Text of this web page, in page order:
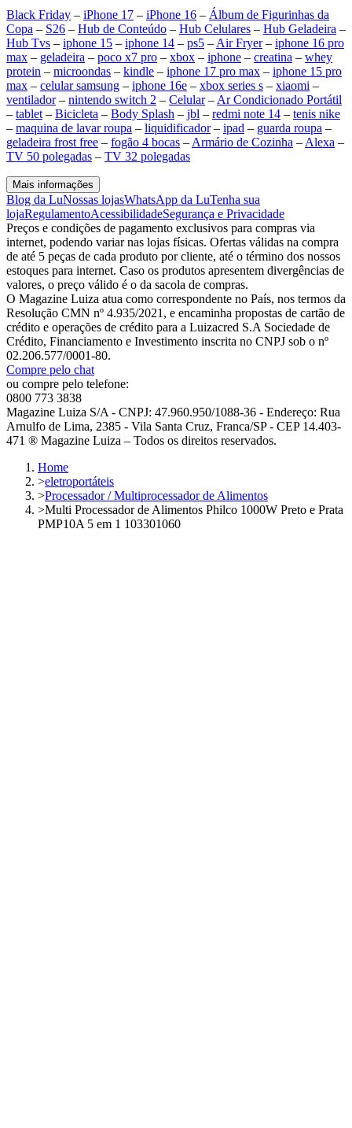
Black Friday – iPhone 17 – iPhone 16 – Álbum de Figurinhas da
Copa – S26 – Hub de Conteúdo – Hub Celulares – Hub Geladeira –
Hub Tvs – iphone 15 – iphone 14 – ps5 – Air Fryer– iphone 16 pro
max – geladeira – poco x7 pro – xbox – iphone – creatina – whey
protein – microondas – kindle – iphone 17 pro max – iphone 15 pro
max – celular samsung – iphone 16e – xbox series s – xiaomi –
ventilador– nintendo switch 2 – Celular– Ar Condicionado Portátil
– tablet – Bicicleta – Body Splash – jbl – redmi note 14 – tenis nike
– maquina de lavar roupa – liquidificador– ipad – guarda roupa –
geladeira frost free – fogão 4 bocas – Armário de Cozinha – Alexa –
TV 50 polegadas – TV 32 polegadas
Mais informações
Blog da LuNossas lojasWhatsApp da LuTenha sua
lojaRegulamentoAcessibilidadeSegurança e Privacidade
Preços e condições de pagamento exclusivos para compras via
internet, podendo variar nas lojas físicas. Ofertas válidas na compra
de até 5 peças de cada produto por cliente, até o término dos nossos
estoques para internet. Caso os produtos apresentem divergências de
valores, o preço válido é o da sacola de compras.
O Magazine Luiza atua como correspondente no País, nos termos da
Resolução CMN nº 4.935/2021, e encaminha propostas de cartão de
crédito e operações de crédito para a Luizacred S.A Sociedade de
Crédito, Financiamento e Investimento inscrita no CNPJ sob o nº
02.206.577/0001-80.
Compre pelo chat
ou compre pelo telefone:
0800 773 3838
Magazine Luiza S/A - CNPJ: 47.960.950/1088-36 - Endereço: Rua
Arnulfo de Lima, 2385 - Vila Santa Cruz, Franca/SP - CEP 14.403-
471 ® Magazine Luiza – Todos os direitos reservados.
Home
>eletroportáteis
>Processador / Multiprocessador de Alimentos
>Multi Processador de Alimentos Philco 1000W Preto e Prata
PMP10A 5 em 1 103301060